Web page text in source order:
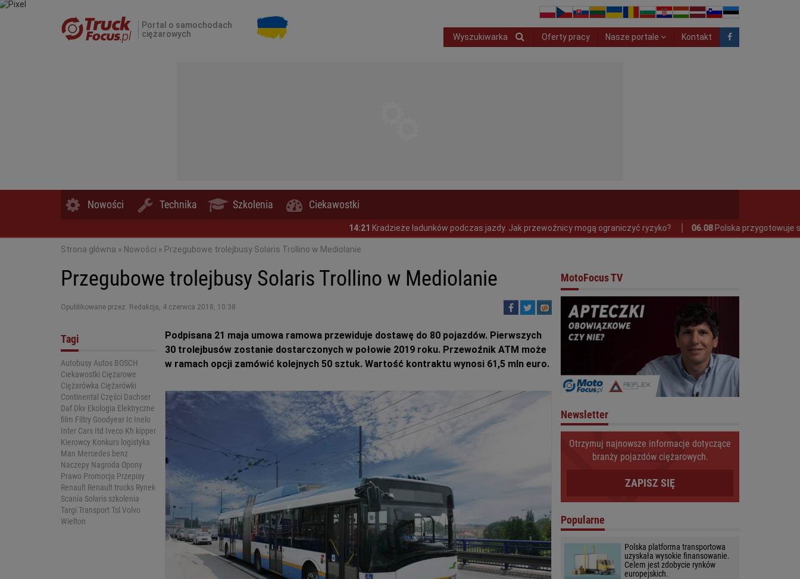
Portal o samochodach
ciężarowych
Wyszukiwarka Oferty pracy Nasze portale Kontakt
Nowości Technika Szkolenia Ciekawostki
Kradzieże ładunków podczas jazdy. Jak przewoźnicy mogą ograniczyć ryzyko? 06.08Polska przygotowuje się do testów
Strona główna » Nowości » Przegubowe trolejbusy Solaris Trollino w Mediolanie
Przegubowe trolejbusy Solaris Trollino w Mediolanie
Opublikowane przez: Redakcja, 4 czerwca 2018, 10:38
Tagi
Autobusy Autos BOSCH
Ciekawostki Ciężarowe
Ciężarówka Ciężarówki
Continental Części Dachser
Daf Dkv Ekologia Elektryczne
film Filtry Goodyear Ic Inelo
Inter Cars Itd Iveco Kh kipper
Kierowcy Konkurs logistyka
Man Mercedes benz
Naczepy Nagroda Opony
Prawo Promocja Przepisy
Renault Renault trucks Rynek
Scania Solaris szkolenia
Targi TransportTsl Volvo
Wielton
Podpisana 21 maja umowa ramowa przewiduje dostawę do 80 pojazdów. Pierwszych
30 trolejbusów zostanie dostarczonych w połowie 2019 roku. Przewoźnik ATM może
w ramach opcji zamówić kolejnych 50 sztuk. Wartość kontraktu wynosi 61,5 mln euro.
MotoFocus TV
Newsletter
Otrzymuj najnowsze informacje dotyczące
branży pojazdów ciężarowych.
ZAPISZ SIĘ
Popularne
Polska platforma transportowa
uzyskała wysokie finansowanie.
Celem jest zdobycie rynków
europejskich.